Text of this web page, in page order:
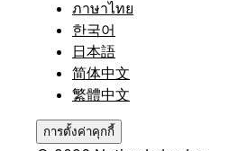
ภาษาไทย
한국어
日本語
简体中文
繁體中文
การตั้งค่าคุกกี้